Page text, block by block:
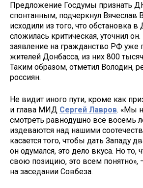
Предложение Госдумы признать
спонтанным, подчеркнул Вячеслав
исходили из того, что обстановка
сложилась критическая, уточнил
заявление на гражданство РФ уже
жителей Донбасса, из них 800
Таким образом, отметил Володин,
россиян.
Не видит иного пути, кроме как
и глава МИД Сергей Лавров. «Мы
смотреть равнодушно все восемь
издеваются над нашими
касается того, чтобы дать Западу
он одумался, это дело вкуса. Но то,
свою позицию, это всем понятно»,
на заседании Совбеза.